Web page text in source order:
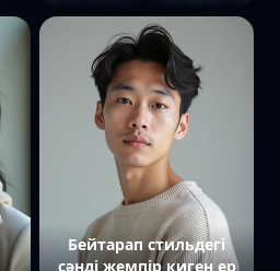
тұр
Бейтарап стильдегі
сәнді жемпір киген ер